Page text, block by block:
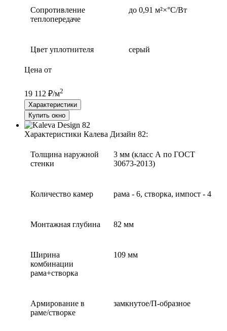
Сопротивление
теплопередаче
до 0,91 м²×°С/Вт
Цвет уплотнителя серый
Цена от
19 112 ₽/м2
Характеристики
Купить окно
Характеристики Калева Дизайн 82:
Толщина наружной
стенки
3 мм (класс А по ГОСТ
30673-2013)
Количество камер рама - 6, створка, импост - 4
Монтажная глубина 82 мм
Ширина
комбинации
рама+створка
109 мм
Армирование в
раме/створке
замкнутое/П-образное